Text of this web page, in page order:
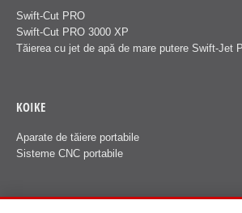
Swift-Cut PRO
Swift-Cut PRO 3000 XP
Tăierea cu jet de apă de mare putere Swift-Jet
KOIKE
Aparate de tăiere portabile
Sisteme CNC portabile